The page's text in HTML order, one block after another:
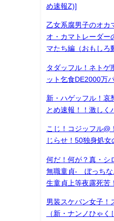
め速報Z)]
乙女系腐男子のオ
オ・カマトレーダ
マたち編（おもしろ
タダッフル！ネトゲ
ット乞食DE2000万
新・ハゲッフル！哀
とめ速報！！激しく
こじ！コジッフル@
じらせ！50独身処
何だ！何が？真・
無職童貞- ぼっちな
生童貞上等夜露死苦！
男装スケバン女子！
（新・ナンノひゃ